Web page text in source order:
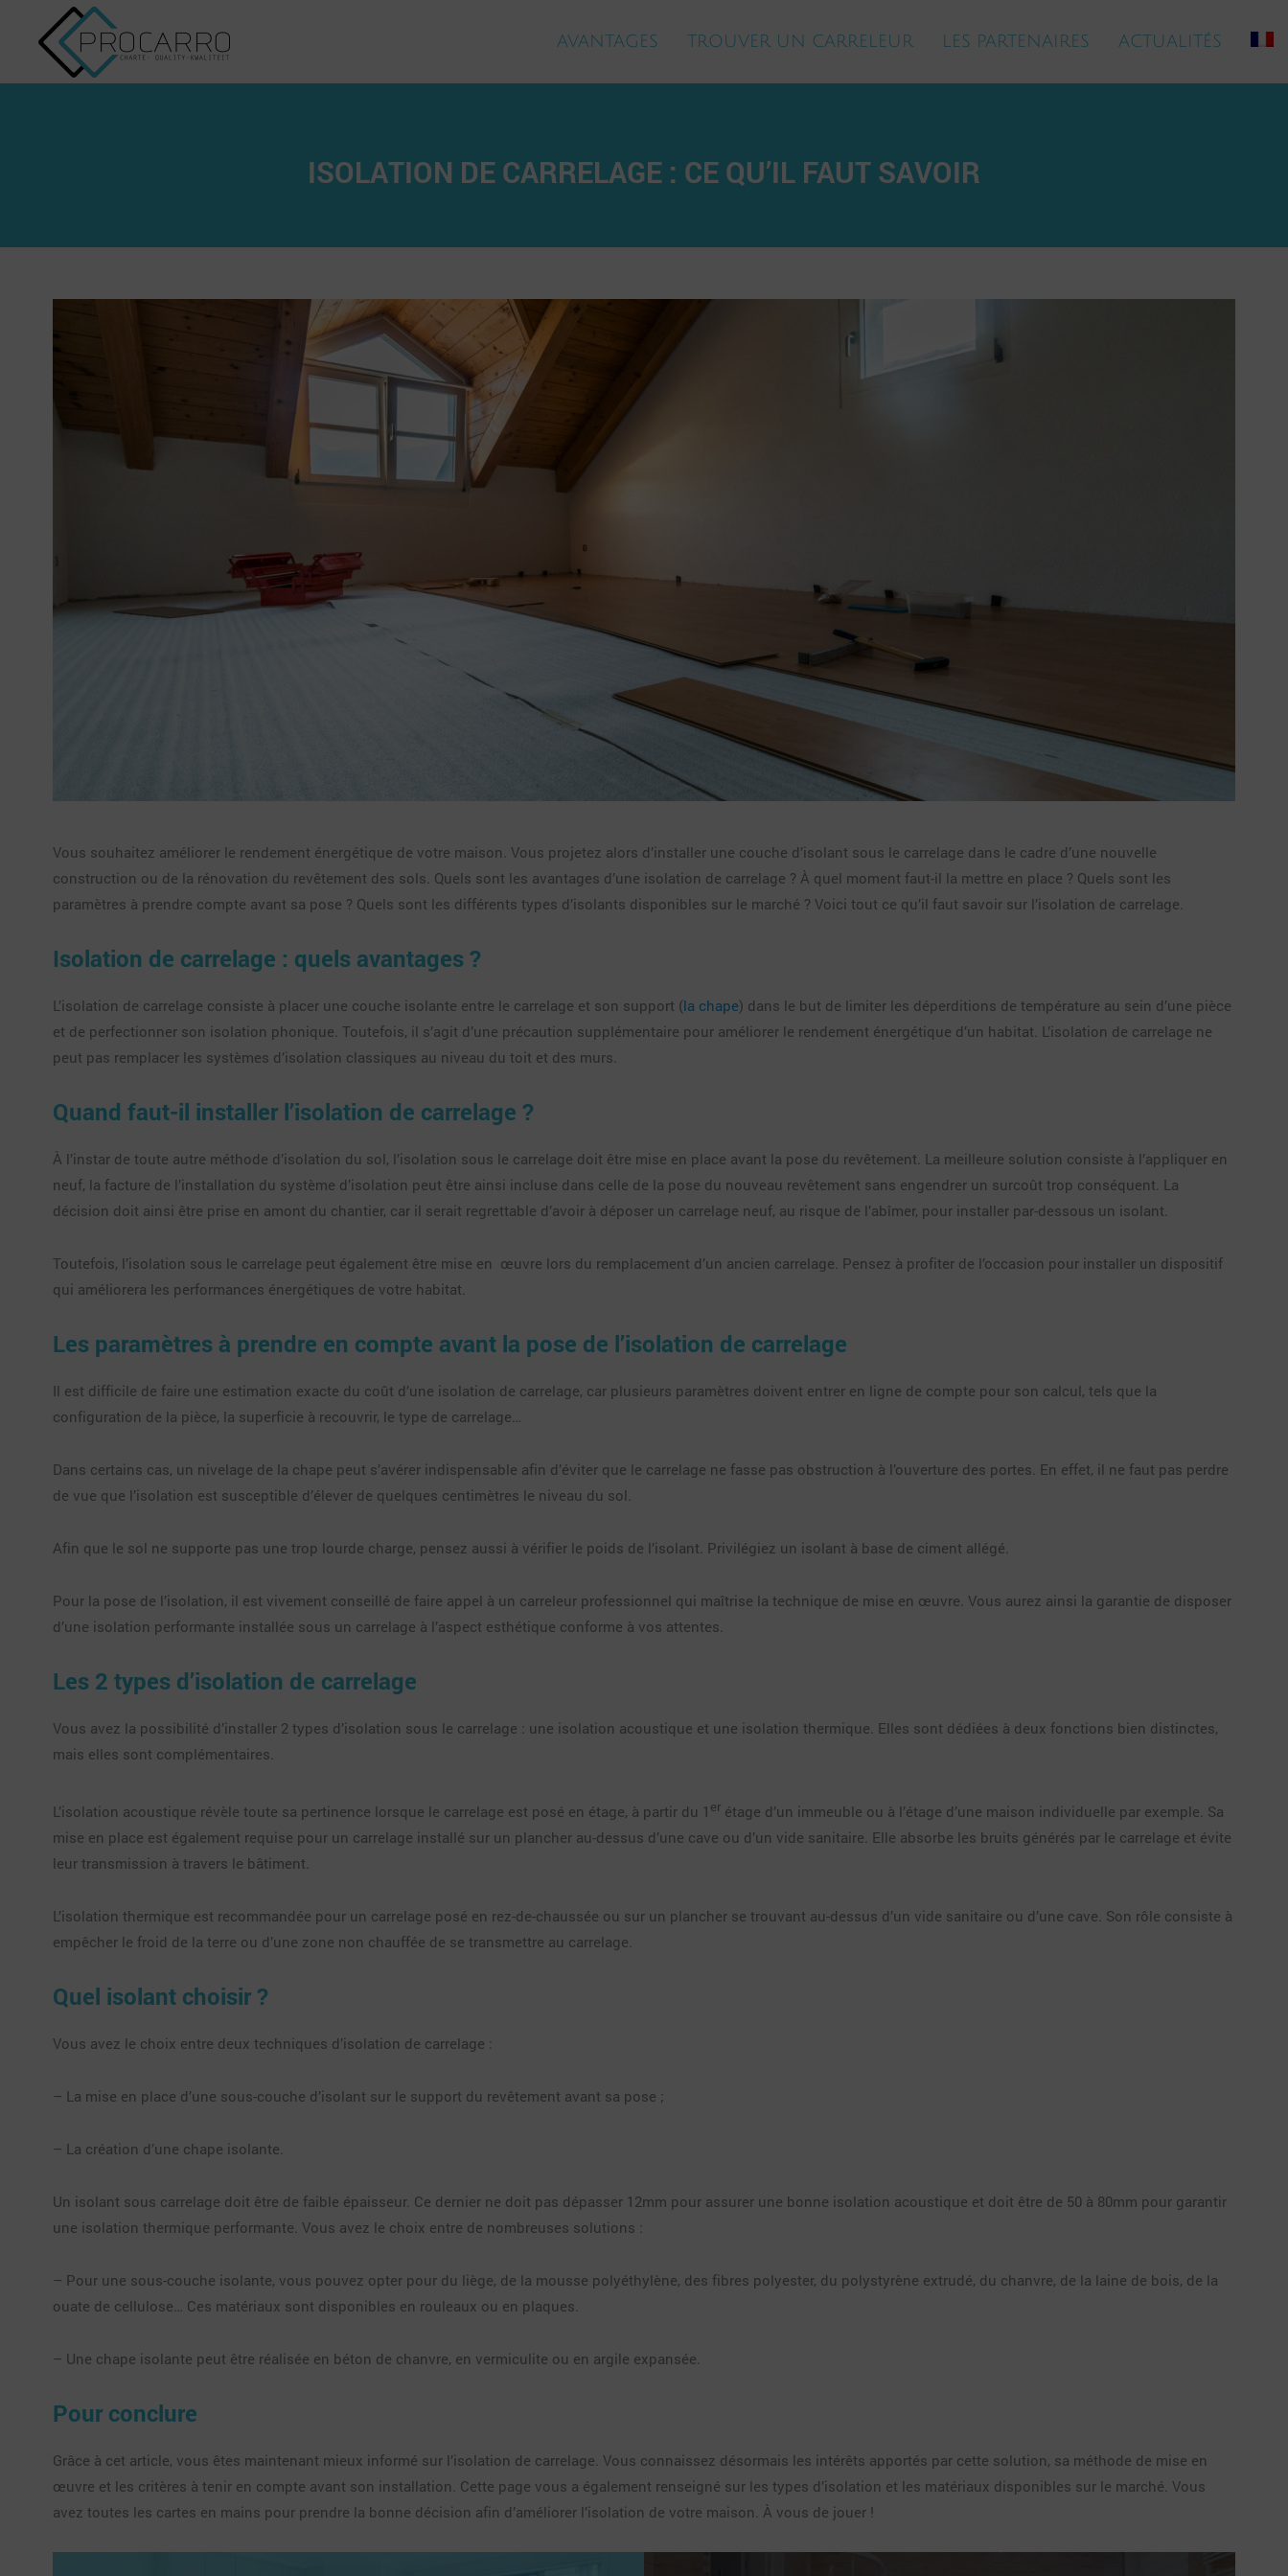
AVANTAGES TROUVER UN CARRELEUR LES PARTENAIRES ACTUALITÉS
ISOLATION DE CARRELAGE : CE QU’IL FAUT SAVOIR
Vous souhaitez améliorer le rendement énergétique de votre maison. Vous projetez alors d’installer une couche d’isolant sous le carrelage dans le cadre d’une nouvelle
construction ou de la rénovation du revêtement des sols. Quels sont les avantages d’une isolation de carrelage ? À quel moment faut-il la mettre en place ? Quels sont les
paramètres à prendre compte avant sa pose ? Quels sont les différents types d’isolants disponibles sur le marché ? Voici tout ce qu’il faut savoir sur l’isolation de carrelage.
Isolation de carrelage : quels avantages ?
L’isolation de carrelage consiste à placer une couche isolante entre le carrelage et son support (la chape) dans le but de limiter les déperditions de température au sein d’une pièce
et de perfectionner son isolation phonique. Toutefois, il s’agit d’une précaution supplémentaire pour améliorer le rendement énergétique d’un habitat. L’isolation de carrelage ne
peut pas remplacer les systèmes d’isolation classiques au niveau du toit et des murs.
Quand faut-il installer l’isolation de carrelage ?
À l’instar de toute autre méthode d’isolation du sol, l’isolation sous le carrelage doit être mise en place avant la pose du revêtement. La meilleure solution consiste à l’appliquer en
neuf, la facture de l’installation du système d’isolation peut être ainsi incluse dans celle de la pose du nouveau revêtement sans engendrer un surcoût trop conséquent. La
décision doit ainsi être prise en amont du chantier, car il serait regrettable d’avoir à déposer un carrelage neuf, au risque de l’abîmer, pour installer par-dessous un isolant.
Toutefois, l’isolation sous le carrelage peut également être mise en œuvre lors du remplacement d’un ancien carrelage. Pensez à profiter de l’occasion pour installer un dispositif
qui améliorera les performances énergétiques de votre habitat.
Les paramètres à prendre en compte avant la pose de l’isolation de carrelage
Il est difficile de faire une estimation exacte du coût d’une isolation de carrelage, car plusieurs paramètres doivent entrer en ligne de compte pour son calcul, tels que la
configuration de la pièce, la superficie à recouvrir, le type de carrelage…
Dans certains cas, un nivelage de la chape peut s’avérer indispensable afin d’éviter que le carrelage ne fasse pas obstruction à l’ouverture des portes. En effet, il ne faut pas perdre
de vue que l’isolation est susceptible d’élever de quelques centimètres le niveau du sol.
Afin que le sol ne supporte pas une trop lourde charge, pensez aussi à vérifier le poids de l’isolant. Privilégiez un isolant à base de ciment allégé.
Pour la pose de l’isolation, il est vivement conseillé de faire appel à un carreleur professionnel qui maîtrise la technique de mise en œuvre. Vous aurez ainsi la garantie de disposer
d’une isolation performante installée sous un carrelage à l’aspect esthétique conforme à vos attentes.
Les 2 types d’isolation de carrelage
Vous avez la possibilité d’installer 2 types d’isolation sous le carrelage : une isolation acoustique et une isolation thermique. Elles sont dédiées à deux fonctions bien distinctes,
mais elles sont complémentaires.
L’isolation acoustique révèle toute sa pertinence lorsque le carrelage est posé en étage, à partir du 1 er étage d’un immeuble ou à l’étage d’une maison individuelle par exemple. Sa
mise en place est également requise pour un carrelage installé sur un plancher au-dessus d’une cave ou d’un vide sanitaire. Elle absorbe les bruits générés par le carrelage et évite
leur transmission à travers le bâtiment.
L’isolation thermique est recommandée pour un carrelage posé en rez-de-chaussée ou sur un plancher se trouvant au-dessus d’un vide sanitaire ou d’une cave. Son rôle consiste à
empêcher le froid de la terre ou d’une zone non chauffée de se transmettre au carrelage.
Quel isolant choisir ?
Vous avez le choix entre deux techniques d’isolation de carrelage :
– La mise en place d’une sous-couche d’isolant sur le support du revêtement avant sa pose ;
– La création d’une chape isolante.
Un isolant sous carrelage doit être de faible épaisseur. Ce dernier ne doit pas dépasser 12mm pour assurer une bonne isolation acoustique et doit être de 50 à 80mm pour garantir
une isolation thermique performante. Vous avez le choix entre de nombreuses solutions :
– Pour une sous-couche isolante, vous pouvez opter pour du liège, de la mousse polyéthylène, des fibres polyester, du polystyrène extrudé, du chanvre, de la laine de bois, de la
ouate de cellulose… Ces matériaux sont disponibles en rouleaux ou en plaques.
– Une chape isolante peut être réalisée en béton de chanvre, en vermiculite ou en argile expansée.
Pour conclure
Grâce à cet article, vous êtes maintenant mieux informé sur l’isolation de carrelage. Vous connaissez désormais les intérêts apportés par cette solution, sa méthode de mise en
œuvre et les critères à tenir en compte avant son installation. Cette page vous a également renseigné sur les types d’isolation et les matériaux disponibles sur le marché. Vous
avez toutes les cartes en mains pour prendre la bonne décision afin d’améliorer l’isolation de votre maison. À vous de jouer !